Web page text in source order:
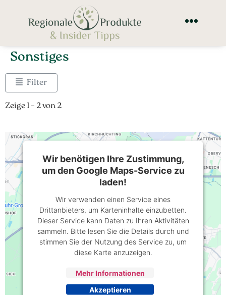
Sonstiges
Filter
Zeige 1 – 2 von 2
Wir benötigen Ihre Zustimmung,
um den Google Maps-Service zu
laden!
Wir verwenden einen Service eines
Drittanbieters, um Karteninhalte einzubetten.
Dieser Service kann Daten zu Ihren Aktivitäten
sammeln. Bitte lesen Sie die Details durch und
stimmen Sie der Nutzung des Service zu, um
diese Karte anzuzeigen.
Mehr Informationen
Akzeptieren